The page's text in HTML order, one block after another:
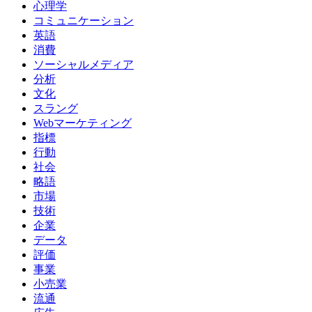
心理学
コミュニケーション
英語
消費
ソーシャルメディア
分析
文化
スラング
Webマーケティング
指標
行動
社会
略語
市場
技術
企業
データ
評価
事業
小売業
流通